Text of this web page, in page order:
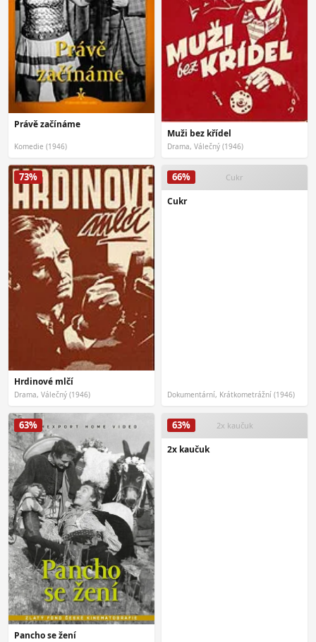
Právě začínáme
Komedie (1946)
Muži bez křídel
Drama, Válečný (1946)
73%
Hrdinové mlčí
Drama, Válečný (1946)
66% Cukr
Cukr
Dokumentární, Krátkometrážní (1946)
63%
Pancho se žení
63% 2x kaučuk
2x kaučuk